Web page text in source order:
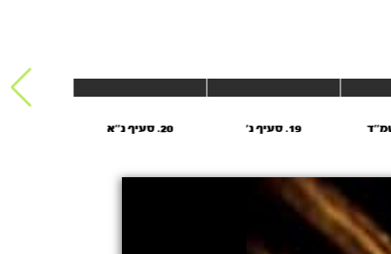
19. סעיף נ' 20. סעיף נ''א